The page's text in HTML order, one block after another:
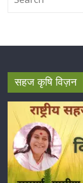
सहज कृषि विज़न